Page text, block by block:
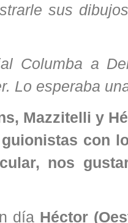
sus
Columba a
Lo esperaba
Mazzitelli y
con
nos
día Héctor